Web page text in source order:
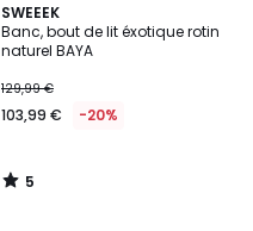
SWEEEK
Banc, bout de lit éxotique rotin
naturel BAYA
129,99 €
103,99 € -20%
5
/
5
5
/